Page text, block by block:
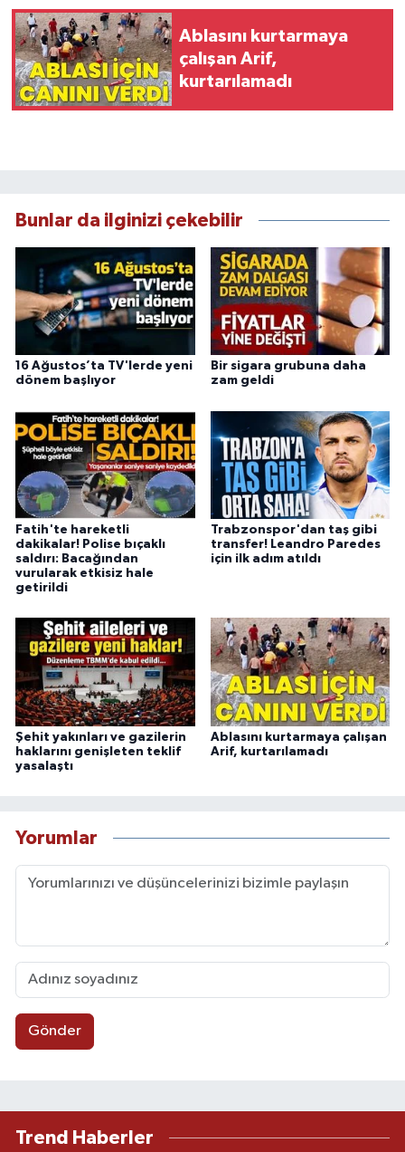
Ablasını kurtarmaya
çalışan Arif,
kurtarılamadı
Bunlar da ilginizi çekebilir
16 Ağustos’ta TV'lerde yeni
dönem başlıyor
Bir sigara grubuna daha
zam geldi
Fatih'te hareketli
dakikalar! Polise bıçaklı
saldırı: Bacağından
vurularak etkisiz hale
getirildi
Trabzonspor'dan taş gibi
transfer! Leandro Paredes
için ilk adım atıldı
Şehit yakınları ve gazilerin
haklarını genişleten teklif
yasalaştı
Ablasını kurtarmaya çalışan
Arif, kurtarılamadı
Yorumlar
Gönder
Trend Haberler